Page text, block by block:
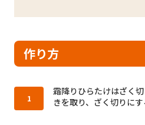
作り方
作り方1：
霜降りひらたけはざく
きを取り、ざく切りに